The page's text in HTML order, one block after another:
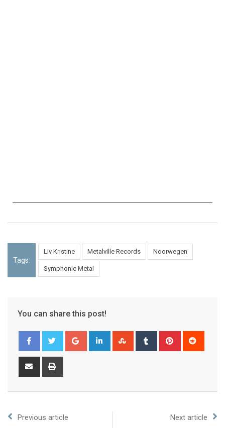
Tags:
Liv Kristine Metalville Records Noorwegen
Symphonic Metal
You can share this post!
Previous article Next article